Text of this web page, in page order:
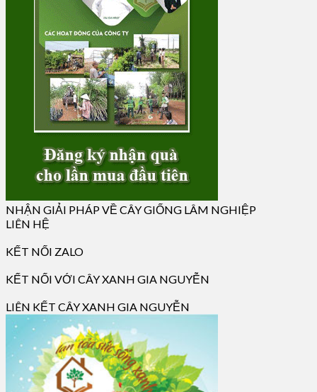
NHẬN GIẢI PHÁP VỀ CÂY GIỐNG LÂM NGHIỆP
LIÊN HỆ
KẾT NỐI ZALO
KẾT NỐI VỚI CÂY XANH GIA NGUYỄN
LIÊN KẾT CÂY XANH GIA NGUYỄN